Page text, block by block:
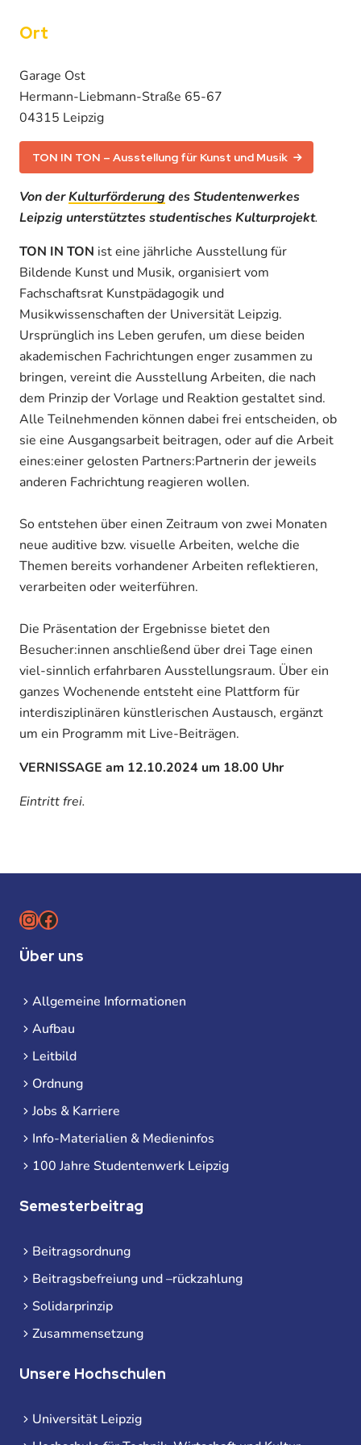
Ort
Garage Ost
Hermann-Liebmann-Straße 65-67
04315 Leipzig
TON IN TON – Ausstellung für Kunst und Musik
Von derKulturförderung des Studentenwerkes
Leipzig unterstütztes studentisches Kulturprojekt.
TON IN TON ist eine jährliche Ausstellung für
Bildende Kunst und Musik, organisiert vom
Fachschaftsrat Kunstpädagogik und
Musikwissenschaften der Universität Leipzig.
Ursprünglich ins Leben gerufen, um diese beiden
akademischen Fachrichtungen enger zusammen zu
bringen, vereint die Ausstellung Arbeiten, die nach
dem Prinzip der Vorlage und Reaktion gestaltet sind.
Alle Teilnehmenden können dabei frei entscheiden, ob
sie eine Ausgangsarbeit beitragen, oder auf die Arbeit
eines:einer gelosten Partners:Partnerin der jeweils
anderen Fachrichtung reagieren wollen.
So entstehen über einen Zeitraum von zwei Monaten
neue auditive bzw. visuelle Arbeiten, welche die
Themen bereits vorhandener Arbeiten reflektieren,
verarbeiten oder weiterführen.
Die Präsentation der Ergebnisse bietet den
Besucher:innen anschließend über drei Tage einen
viel-sinnlich erfahrbaren Ausstellungsraum. Über ein
ganzes Wochenende entsteht eine Plattform für
interdisziplinären künstlerischen Austausch, ergänzt
um ein Programm mit Live-Beiträgen.
VERNISSAGE am 12.10.2024 um 18.00 Uhr
Eintritt frei.
Instagram
Facebook
Über uns
Allgemeine Informationen
Aufbau
Leitbild
Ordnung
Jobs & Karriere
Info-Materialien & Medieninfos
100 Jahre Studentenwerk Leipzig
Semesterbeitrag
Beitragsordnung
Beitragsbefreiung und –rückzahlung
Solidarprinzip
Zusammensetzung
Unsere Hochschulen
Universität Leipzig